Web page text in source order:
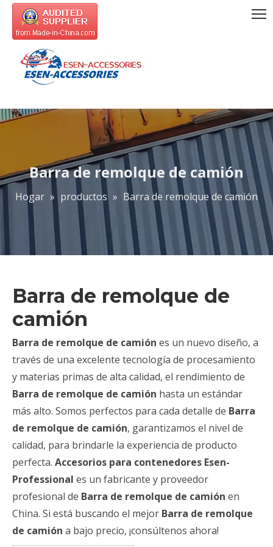
Barra de remolque de camión
Hogar » productos » Barra de remolque de camión
Barra de remolque de
camión
Barra de remolque de camión es un nuevo diseño, a
través de una excelente tecnología de procesamiento
y materias primas de alta calidad, el rendimiento de
Barra de remolque de camión hasta un estándar
más alto. Somos perfectos para cada detalle de Barra
de remolque de camión, garantizamos el nivel de
calidad, para brindarle la experiencia de producto
perfecta. Accesorios para contenedores Esen-
Professional es un fabricante y proveedor
profesional de Barra de remolque de camión en
China. Si está buscando el mejor Barra de remolque
de camión a bajo precio, ¡consúltenos ahora!